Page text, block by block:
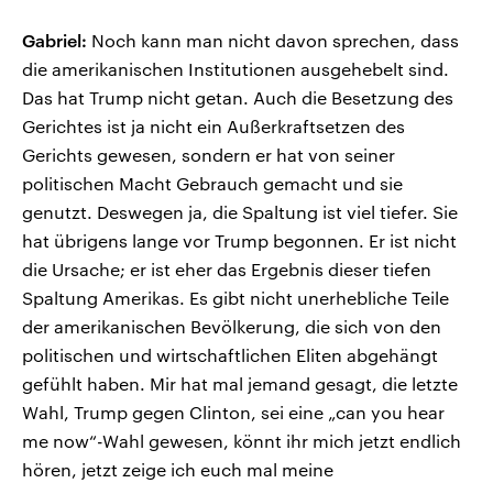
Gabriel: Noch kann man nicht davon sprechen, dass
die amerikanischen Institutionen ausgehebelt sind.
Das hat Trump nicht getan. Auch die Besetzung des
Gerichtes ist ja nicht ein Außerkraftsetzen des
Gerichts gewesen, sondern er hat von seiner
politischen Macht Gebrauch gemacht und sie
genutzt. Deswegen ja, die Spaltung ist viel tiefer. Sie
hat übrigens lange vor Trump begonnen. Er ist nicht
die Ursache; er ist eher das Ergebnis dieser tiefen
Spaltung Amerikas. Es gibt nicht unerhebliche Teile
der amerikanischen Bevölkerung, die sich von den
politischen und wirtschaftlichen Eliten abgehängt
gefühlt haben. Mir hat mal jemand gesagt, die letzte
Wahl, Trump gegen Clinton, sei eine „can you hear
me now“-Wahl gewesen, könnt ihr mich jetzt endlich
hören, jetzt zeige ich euch mal meine